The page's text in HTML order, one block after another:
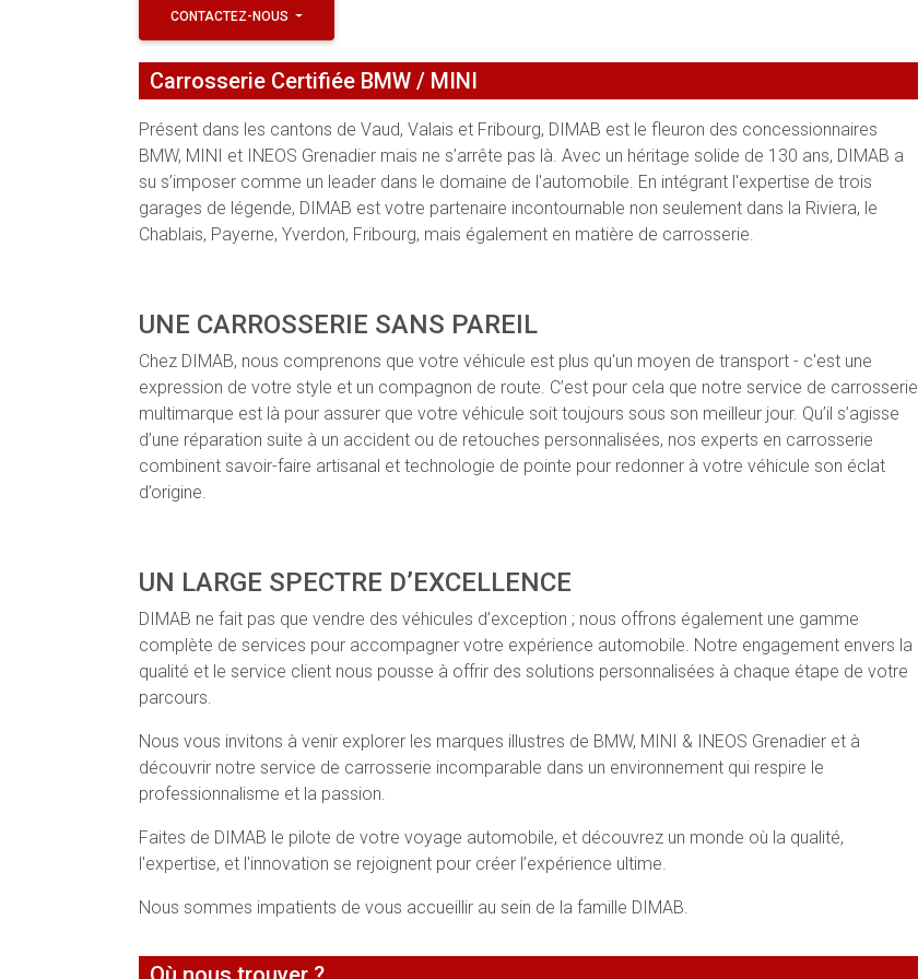
CONTACTEZ-NOUS
Carrosserie Certifiée BMW / MINI
Présent dans les cantons de Vaud, Valais et Fribourg, DIMAB est le fleuron des concessionnaires
BMW, MINI et INEOS Grenadier mais ne s’arrête pas là. Avec un héritage solide de 130 ans, DIMAB a
su s’imposer comme un leader dans le domaine de l'automobile. En intégrant l'expertise de trois
garages de légende, DIMAB est votre partenaire incontournable non seulement dans la Riviera, le
Chablais, Payerne, Yverdon, Fribourg, mais également en matière de carrosserie.
UNE CARROSSERIE SANS PAREIL
Chez DIMAB, nous comprenons que votre véhicule est plus qu'un moyen de transport - c'est une
expression de votre style et un compagnon de route. C’est pour cela que notre service de carrosserie
multimarque est là pour assurer que votre véhicule soit toujours sous son meilleur jour. Qu’il s’agisse
d’une réparation suite à un accident ou de retouches personnalisées, nos experts en carrosserie
combinent savoir-faire artisanal et technologie de pointe pour redonner à votre véhicule son éclat
d’origine.
UN LARGE SPECTRE D’EXCELLENCE
DIMAB ne fait pas que vendre des véhicules d’exception ; nous offrons également une gamme
complète de services pour accompagner votre expérience automobile. Notre engagement envers la
qualité et le service client nous pousse à offrir des solutions personnalisées à chaque étape de votre
parcours.
Nous vous invitons à venir explorer les marques illustres de BMW, MINI & INEOS Grenadier et à
découvrir notre service de carrosserie incomparable dans un environnement qui respire le
professionnalisme et la passion.
Faites de DIMAB le pilote de votre voyage automobile, et découvrez un monde où la qualité,
l'expertise, et l'innovation se rejoignent pour créer l’expérience ultime.
Nous sommes impatients de vous accueillir au sein de la famille DIMAB.